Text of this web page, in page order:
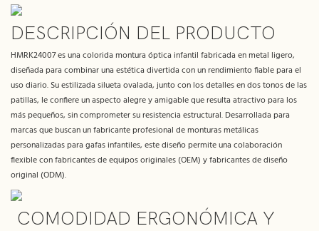
DESCRIPCIÓN DEL PRODUCTO
HMRK24007 es una colorida montura óptica infantil fabricada en metal ligero,
diseñada para combinar una estética divertida con un rendimiento fiable para el
uso diario. Su estilizada silueta ovalada, junto con los detalles en dos tonos de las
patillas, le confiere un aspecto alegre y amigable que resulta atractivo para los
más pequeños, sin comprometer su resistencia estructural. Desarrollada para
marcas que buscan un fabricante profesional de monturas metálicas
personalizadas para gafas infantiles, este diseño permite una colaboración
flexible con fabricantes de equipos originales (OEM) y fabricantes de diseño
original (ODM).
COMODIDAD ERGONÓMICA Y